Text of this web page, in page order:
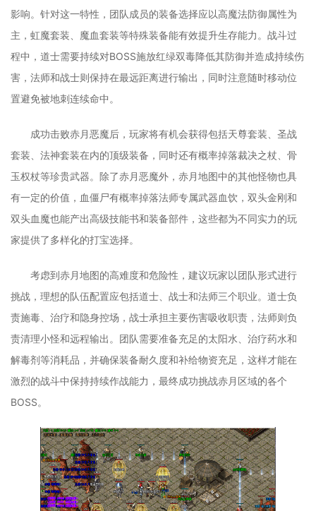
影响。针对这一特性，团队成员的装备选择应以高魔法防御属性为
主，虹魔套装、魔血套装等特殊装备能有效提升生存能力。战斗过
程中，道士需要持续对BOSS施放红绿双毒降低其防御并造成持续伤
害，法师和战士则保持在最远距离进行输出，同时注意随时移动位
置避免被地刺连续命中。
成功击败赤月恶魔后，玩家将有机会获得包括天尊套装、圣战
套装、法神套装在内的顶级装备，同时还有概率掉落裁决之杖、骨
玉权杖等珍贵武器。除了赤月恶魔外，赤月地图中的其他怪物也具
有一定的价值，血僵尸有概率掉落法师专属武器血饮，双头金刚和
双头血魔也能产出高级技能书和装备部件，这些都为不同实力的玩
家提供了多样化的打宝选择。
考虑到赤月地图的高难度和危险性，建议玩家以团队形式进行
挑战，理想的队伍配置应包括道士、战士和法师三个职业。道士负
责施毒、治疗和隐身控场，战士承担主要伤害吸收职责，法师则负
责清理小怪和远程输出。团队需要准备充足的太阳水、治疗药水和
解毒剂等消耗品，并确保装备耐久度和补给物资充足，这样才能在
激烈的战斗中保持持续作战能力，最终成功挑战赤月区域的各个
BOSS。